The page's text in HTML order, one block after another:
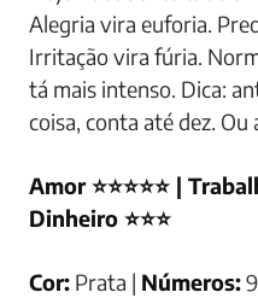
Alegria vira euforia.
Irritação vira fúria.
tá mais intenso. Dica:
coisa, conta até dez. Ou
Amor ⭐⭐⭐⭐⭐ |
Dinheiro ⭐⭐⭐
Cor: Prata | Números: